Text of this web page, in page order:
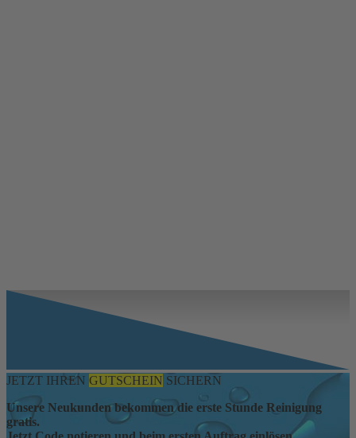
JETZT IHREN GUTSCHEIN SICHERN
Unsere Neukunden bekommen die erste Stunde Reinigung
gratis.